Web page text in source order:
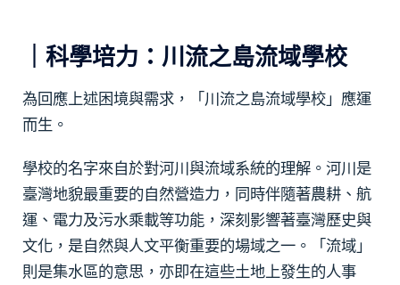
｜科學培力：川流之島流域學校
為回應上述困境與需求，「川流之島流域學校」應運
而生。
學校的名字來自於對河川與流域系統的理解。河川是
臺灣地貌最重要的自然營造力，同時伴隨著農耕、航
運、電力及污水乘載等功能，深刻影響著臺灣歷史與
文化，是自然與人文平衡重要的場域之一。「流域」
則是集水區的意思，亦即在這些土地上發生的人事